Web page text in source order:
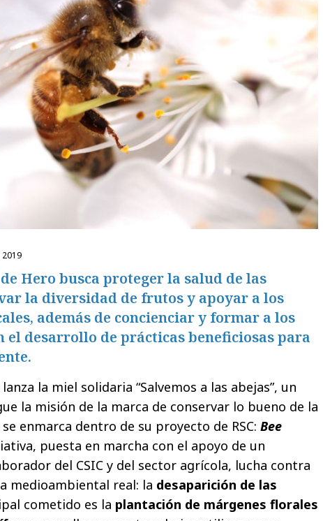
2019
Hero busca proteger la salud de las
la diversidad de frutos y apoyar a los
además de concienciar y formar a los
el desarrollo de prácticas beneficiosas para
la miel solidaria “Salvemos a las abejas”, un
la misión de la marca de conservar lo bueno de la
enmarca dentro de su proyecto de RSC: Bee
puesta en marcha con el apoyo de un
del CSIC y del sector agrícola, lucha contra
medioambiental real: la desaparición de las
cometido es la plantación de márgenes florales